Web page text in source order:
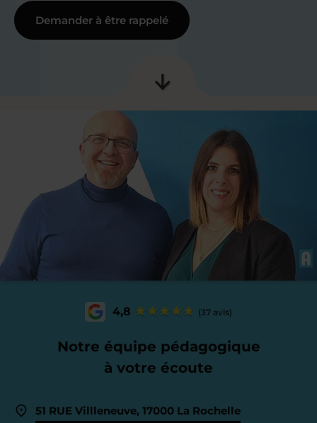
Demander à être rappelé
4,8 (37 avis)
Notre équipe pédagogique
à votre écoute
51 RUE Villleneuve, 17000 La Rochelle